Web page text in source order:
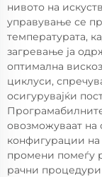
нивото на
управување се
температурата,
загревање ја
оптимална
циклуси,
осигурувајќи
овозможуваат на
конфигурации
промени помеѓу
рачни